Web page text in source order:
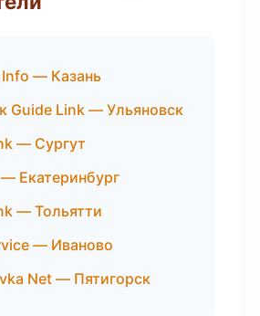
— Казань
Guide Link — Ульяновск
— Сургут
Екатеринбург
— Тольятти
— Иваново
Net — Пятигорск